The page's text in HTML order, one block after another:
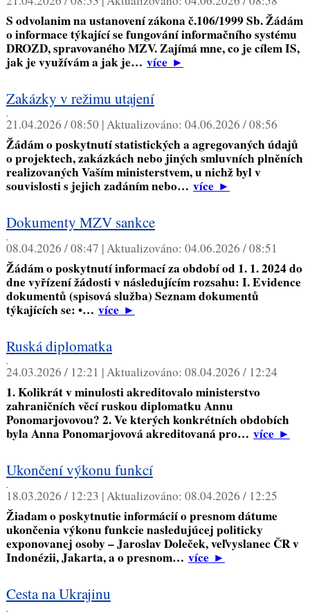
S odvolanim na ustanovení zákona č.106/1999 Sb. Žádám
o informace týkající se fungování informačního systému
DROZD, spravovaného MZV. Zajímá mne, co je cílem IS,
jak je využívám a jak je… více►
Zakázky v režimu utajení
,
21.04.2026 / 08:50 |Aktualizováno: 04.06.2026 / 08:56
Žádám o poskytnutí statistických a agregovaných údajů
o projektech, zakázkách nebo jiných smluvních plněních
realizovaných Vaším ministerstvem, u nichž byl v
souvislosti s jejich zadáním nebo… více►
Dokumenty MZV sankce
,
08.04.2026 / 08:47 |Aktualizováno: 04.06.2026 / 08:51
Žádám o poskytnutí informací za období od 1. 1. 2024 do
dne vyřízení žádosti v následujícím rozsahu: I. Evidence
dokumentů (spisová služba) Seznam dokumentů
týkajících se: •… více►
Ruská diplomatka
,
24.03.2026 / 12:21 |Aktualizováno: 08.04.2026 / 12:24
1. Kolikrát v minulosti akreditovalo ministerstvo
zahraničních věcí ruskou diplomatku Annu
Ponomarjovovou? 2. Ve kterých konkrétních obdobích
byla Anna Ponomarjovová akreditovaná pro… více►
Ukončení výkonu funkcí
,
18.03.2026 / 12:23 |Aktualizováno: 08.04.2026 / 12:25
Žiadam o poskytnutie informácií o presnom dátume
ukončenia výkonu funkcie nasledujúcej politicky
exponovanej osoby – Jaroslav Doleček, veľvyslanec ČR v
Indonézii, Jakarta, a o presnom… více►
Cesta na Ukrajinu
,